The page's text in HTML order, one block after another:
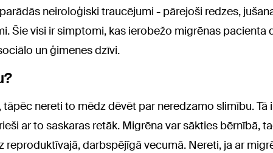
neiroloģiski traucējumi - pārejoši redzes,
Šie visi ir simptomi, kas ierobežo migrēnas pacienta
un ģimenes dzīvi.
nereti to mēdz dēvēt par neredzamo slimību. Tā
ar to saskaras retāk. Migrēna var sākties bērnībā,
reproduktīvajā, darbspējīgā vecumā. Nereti, ja ar